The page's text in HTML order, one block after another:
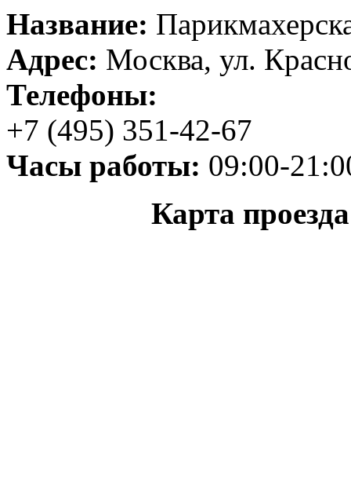
Название:
Адрес: Москва, ул.
Телефоны:
+7 (495) 351-42-67
Часы работы: 09:00-
Карта